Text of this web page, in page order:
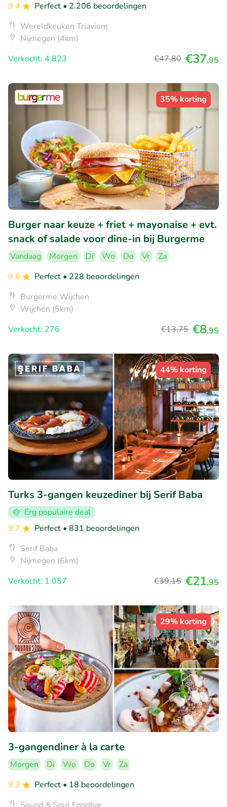
9.4
Perfect • 2.206 beoordelingen
Wereldkeuken Triavium
Nijmegen (4km)
Verkocht: 4.823
€47,80 €37,95
35% korting
Burger naar keuze + friet + mayonaise + evt.
snack of salade voor dine-in bij Burgerme
Vandaag Morgen Di Wo Do Vr
Za
9.6
Perfect • 228 beoordelingen
Burgerme Wijchen
Wijchen (5km)
Verkocht: 276
€13,75 €8,95
44% korting
Turks 3-gangen keuzediner bij Serif Baba
Erg populaire deal
9.7
Perfect • 831 beoordelingen
Serif Baba
Nijmegen (6km)
Verkocht: 1.057
€39,15 €21,95
29% korting
3-gangendiner à la carte
Morgen Di Wo Do Vr
Za
9.3
Perfect • 18 beoordelingen